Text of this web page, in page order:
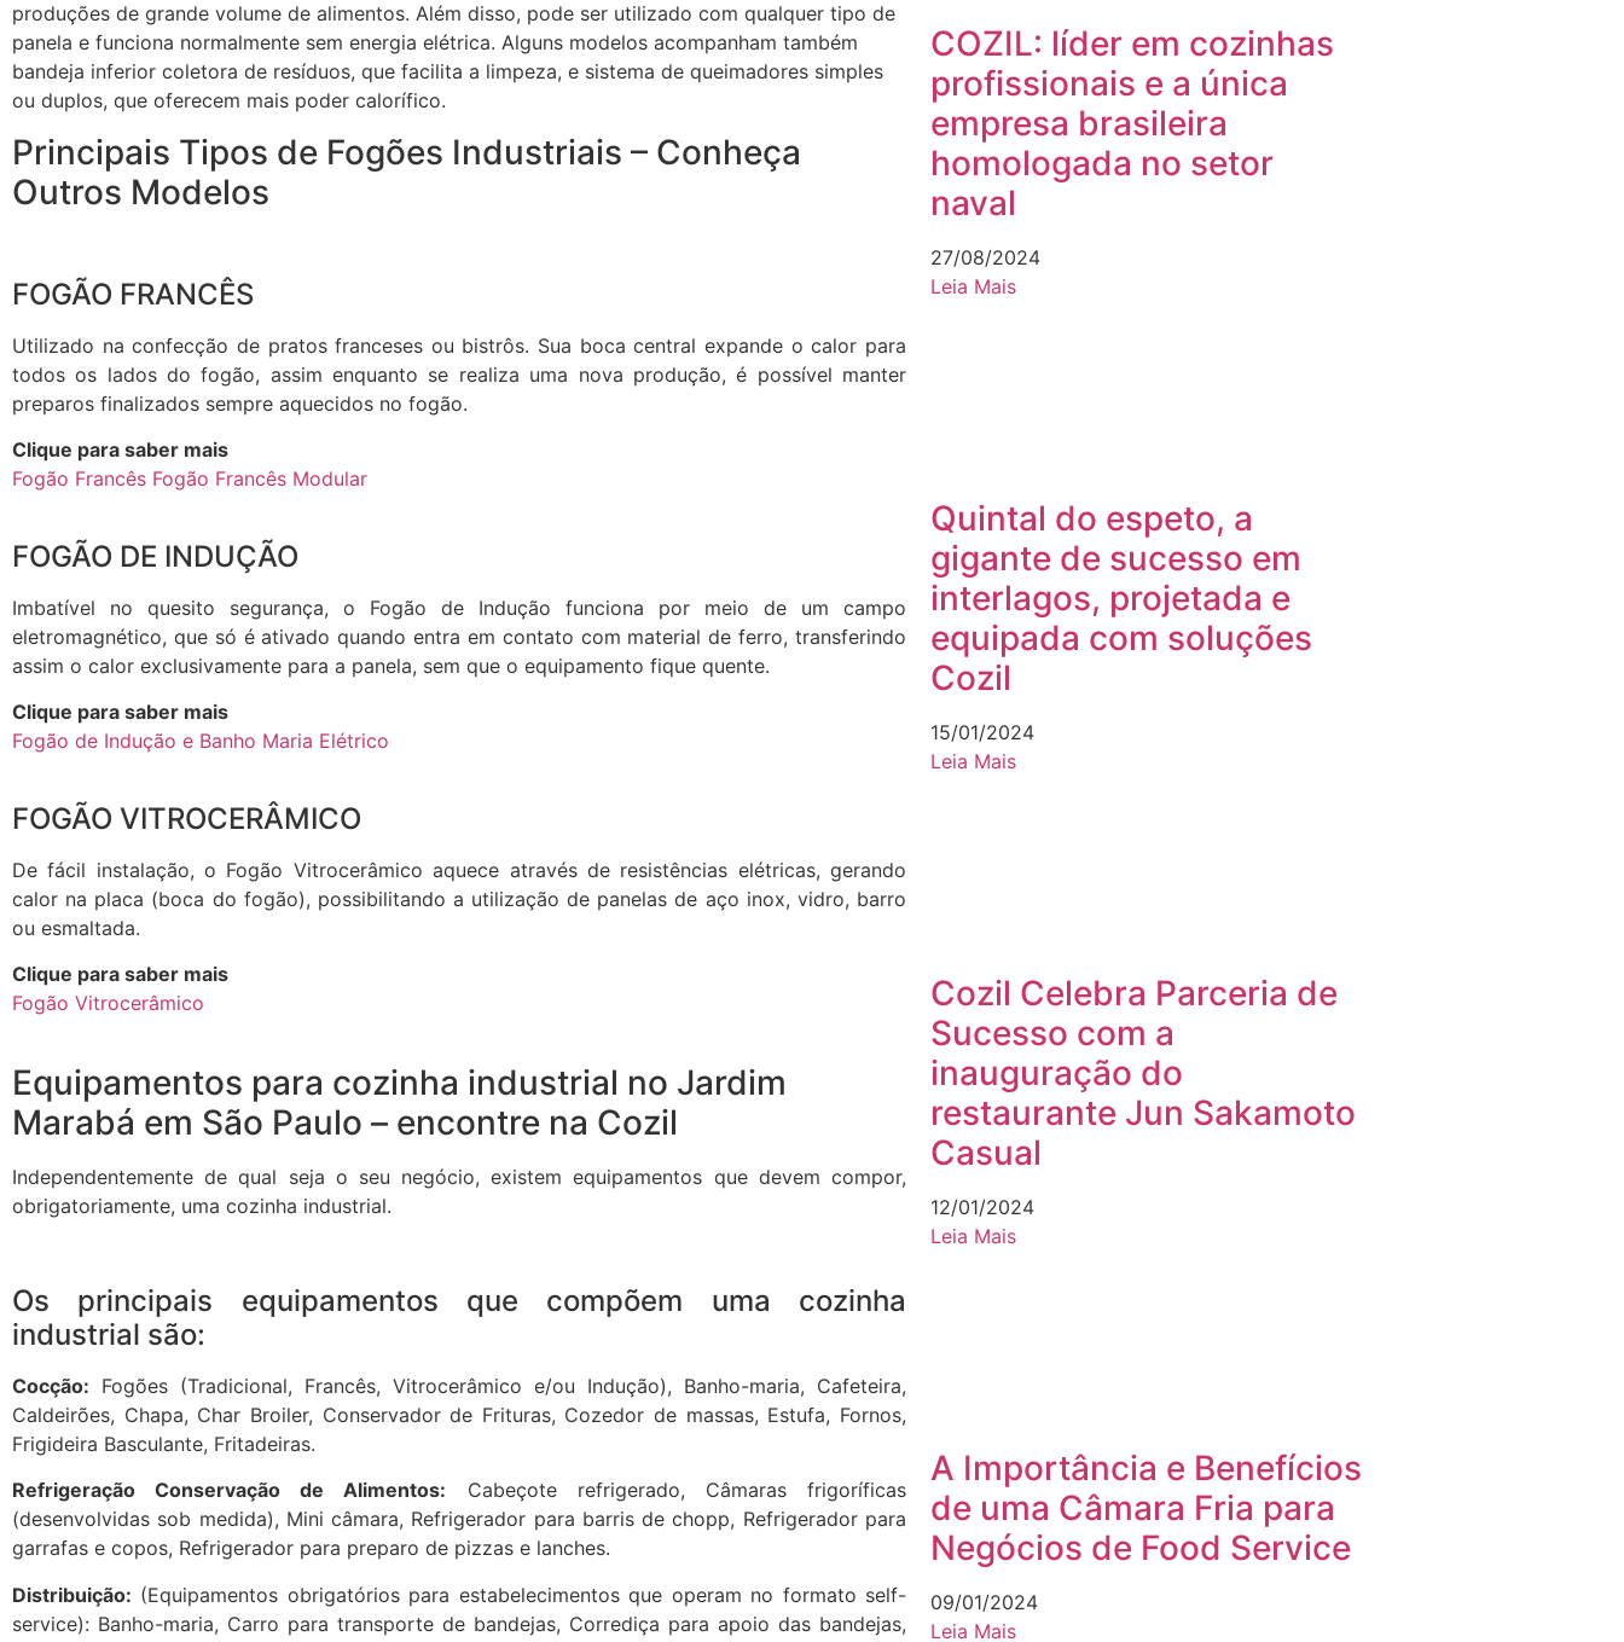
produções de grande volume de alimentos. Além disso, pode ser utilizado com qualquer tipo de
panela e funciona normalmente sem energia elétrica. Alguns modelos acompanham também
bandeja inferior coletora de resíduos, que facilita a limpeza, e sistema de queimadores simples
ou duplos, que oferecem mais poder calorífico.
Principais Tipos de Fogões Industriais – Conheça
Outros Modelos
FOGÃO FRANCÊS
Utilizado na confecção de pratos franceses ou bistrôs. Sua boca central expande o calor para
todos os lados do fogão, assim enquanto se realiza uma nova produção, é possível manter
preparos finalizados sempre aquecidos no fogão.
Clique para saber mais
Fogão Francês Fogão Francês Modular
FOGÃO DE INDUÇÃO
Imbatível no quesito segurança, o Fogão de Indução funciona por meio de um campo
eletromagnético, que só é ativado quando entra em contato com material de ferro, transferindo
assim o calor exclusivamente para a panela, sem que o equipamento fique quente.
Clique para saber mais
Fogão de Indução e Banho Maria Elétrico
FOGÃO VITROCERÂMICO
De fácil instalação, o Fogão Vitrocerâmico aquece através de resistências elétricas, gerando
calor na placa (boca do fogão), possibilitando a utilização de panelas de aço inox, vidro, barro
ou esmaltada.
Clique para saber mais
Fogão Vitrocerâmico
Equipamentos para cozinha industrial no Jardim
Marabá em São Paulo – encontre na Cozil
Independentemente de qual seja o seu negócio, existem equipamentos que devem compor,
obrigatoriamente, uma cozinha industrial.
Os principais equipamentos que compõem uma cozinha
industrial são:
Cocção: Fogões (Tradicional, Francês, Vitrocerâmico e/ou Indução), Banho-maria, Cafeteira,
Caldeirões, Chapa, Char Broiler, Conservador de Frituras, Cozedor de massas, Estufa, Fornos,
Frigideira Basculante, Fritadeiras.
Refrigeração Conservação de Alimentos: Cabeçote refrigerado, Câmaras frigoríficas
(desenvolvidas sob medida), Mini câmara, Refrigerador para barris de chopp, Refrigerador para
garrafas e copos, Refrigerador para preparo de pizzas e lanches.
Distribuição: (Equipamentos obrigatórios para estabelecimentos que operam no formato self-
service): Banho-maria, Carro para transporte de bandejas, Corrediça para apoio das bandejas,
COZIL: líder em cozinhas
profissionais e a única
empresa brasileira
homologada no setor
naval
27/08/2024
Leia Mais
Quintal do espeto, a
gigante de sucesso em
interlagos, projetada e
equipada com soluções
Cozil
15/01/2024
Leia Mais
Cozil Celebra Parceria de
Sucesso com a
inauguração do
restaurante Jun Sakamoto
Casual
12/01/2024
Leia Mais
A Importância e Benefícios
de uma Câmara Fria para
Negócios de Food Service
09/01/2024
Leia Mais